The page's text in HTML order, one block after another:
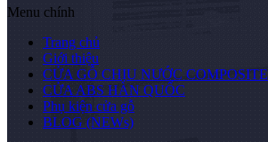
Menu chính
Trang chủ
Giới thiệu
CỬA GỖ CHỊU NƯỚC COMPOSITE
CỬA ABS HÀN QUỐC
Phụ kiện cửa gỗ
BLOG (NEWs)